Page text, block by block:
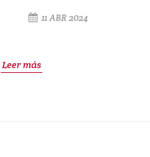
11 ABR 2024
Leer más